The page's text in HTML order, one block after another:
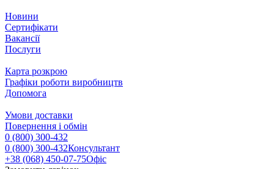
Новини
Сертифікати
Вакансії
Послуги
Карта розкрою
Графіки роботи виробництв
Допомога
Умови доставки
Повернення і обмін
0 (800) 300-432
0 (800) 300-432Консультант
+38 (068) 450-07-75Офіс